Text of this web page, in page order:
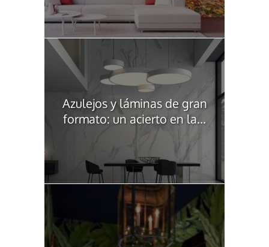
Azulejos y láminas de gran
formato: un acierto en la...